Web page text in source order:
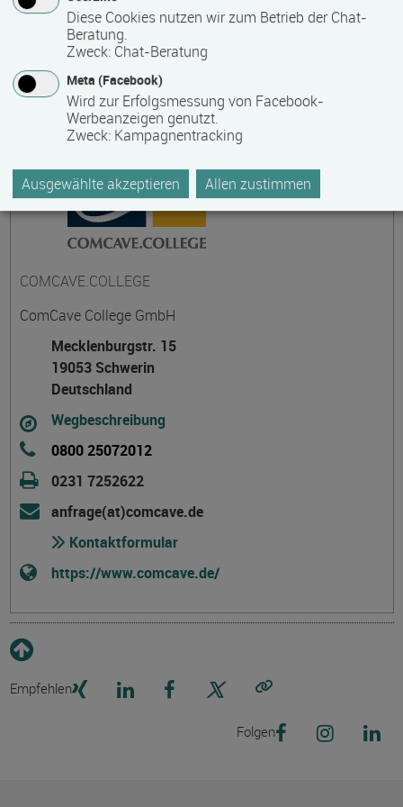
Kontakt
COMCAVE.COLLEGE
ComCave College GmbH
Mecklenburgstr. 15
19053 Schwerin
Deutschland
Wegbeschreibung
0800 25072012
0231 7252622
anfrage(at)comcave.de
Kontaktformular
https://www.comcave.de/
Empfehlen
Folgen
Diese Cookies nutzen wir zum Betrieb der Chat-
Beratung.
Zweck: Chat-Beratung
Meta (Facebook)
Wird zur Erfolgsmessung von Facebook-
Werbeanzeigen genutzt.
Zweck: Kampagnentracking
Ausgewählte akzeptieren Allen zustimmen